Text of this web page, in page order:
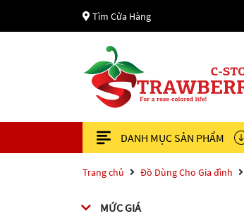
Tìm Cửa Hàng
DANH MỤC SẢN PHẨM
Trang chủ Đồ Dùng Cho Gia đình
MỨC GIÁ